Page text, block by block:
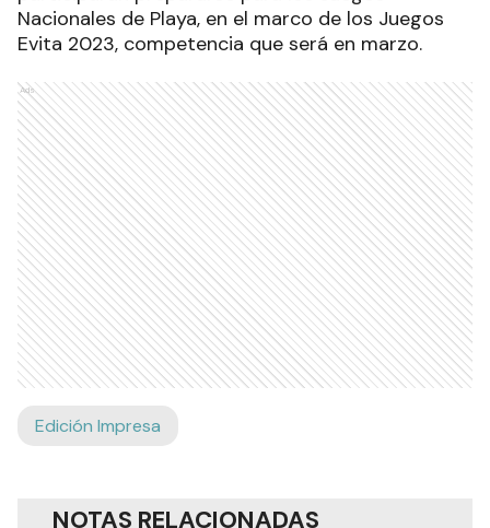
Nacionales de Playa, en el marco de los Juegos
Evita 2023, competencia que será en marzo.
Ads
Edición Impresa
NOTAS RELACIONADAS